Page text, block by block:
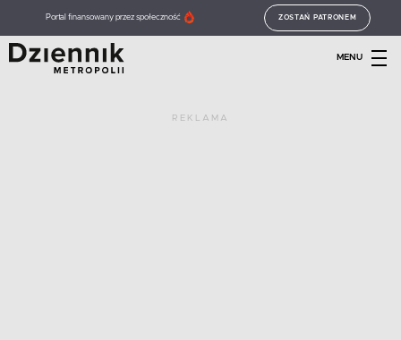
Portal finansowany przez społeczność ZOSTAŃ PATRONEM
MENU
REKLAMA